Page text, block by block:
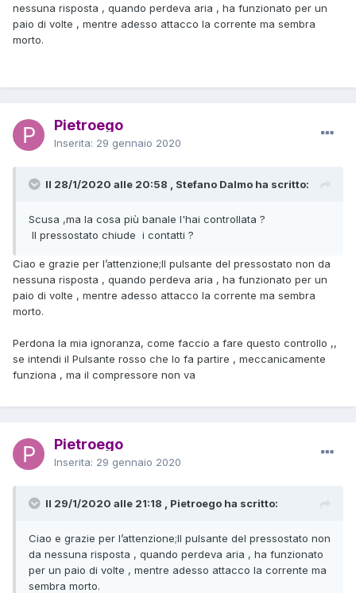
nessuna risposta , quando perdeva aria , ha funzionato per un
paio di volte , mentre adesso attacco la corrente ma sembra
morto.
Pietroego
Inserita: 29 gennaio 2020
Il 28/1/2020 alle 20:58 , Stefano Dalmo ha scritto:
Scusa ,ma la cosa più banale l'hai controllata ?
Il pressostato chiude i contatti ?
Ciao e grazie per l’attenzione;Il pulsante del pressostato non da
nessuna risposta , quando perdeva aria , ha funzionato per un
paio di volte , mentre adesso attacco la corrente ma sembra
morto.
Perdona la mia ignoranza, come faccio a fare questo controllo ,,
se intendi il Pulsante rosso che lo fa partire , meccanicamente
funziona , ma il compressore non va
Pietroego
Inserita: 29 gennaio 2020
Il 29/1/2020 alle 21:18 , Pietroego ha scritto:
Ciao e grazie per l’attenzione;Il pulsante del pressostato non
da nessuna risposta , quando perdeva aria , ha funzionato
per un paio di volte , mentre adesso attacco la corrente ma
sembra morto.